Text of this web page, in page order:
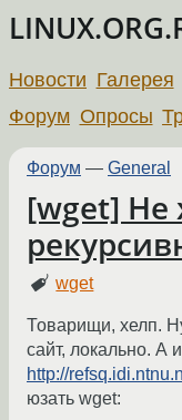
Новости Галерея
Форум Опросы
Форум — General
[wget] Не
wget
Товарищи, хелп.
сайт, локально. А
http://
юзать wget: